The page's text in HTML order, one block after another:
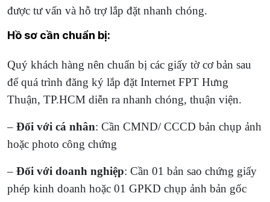
được tư vấn và hỗ trợ lắp đặt nhanh chóng.
Hồ sơ cần chuẩn bị:
Quý khách hàng nên chuẩn bị các giấy tờ cơ bản sau
để quá trình đăng ký lắp đặt Internet FPT Hưng
Thuận, TP.HCM diễn ra nhanh chóng, thuận viện.
– Đối với cá nhân: Cần CMND/ CCCD bản chụp ảnh
hoặc photo công chứng
– Đối với doanh nghiệp: Cần 01 bản sao chứng giấy
phép kinh doanh hoặc 01 GPKD chụp ảnh bản gốc